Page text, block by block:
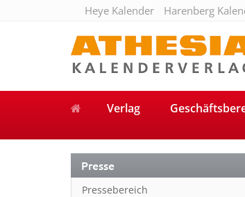
Heye Kalender Harenberg
Verlag
Presse
Pressebereich